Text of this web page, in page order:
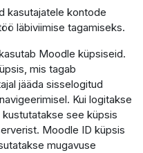
kasutajatele kontode
läbiviimise tagamiseks.
Moodle küpsiseid.
mis tagab
jääda sisselogitud
Kui logitakse
see küpsis
Moodle ID küpsis
mugavuse